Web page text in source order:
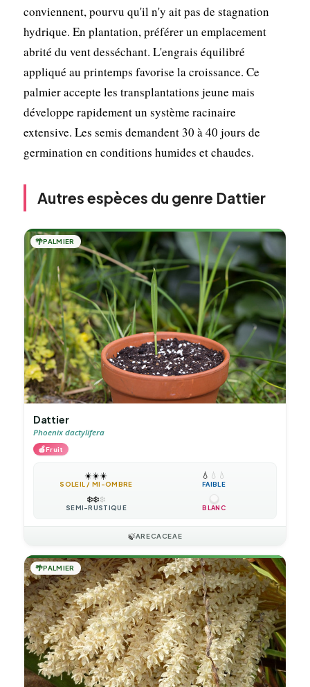
conviennent, pourvu qu'il n'y ait pas de stagnation
hydrique. En plantation, préférer un emplacement
abrité du vent desséchant. L'engrais équilibré
appliqué au printemps favorise la croissance. Ce
palmier accepte les transplantations jeune mais
développe rapidement un système racinaire
extensive. Les semis demandent 30 à 40 jours de
germination en conditions humides et chaudes.
Autres espèces du genre Dattier
🌴PALMIER
Dattier
Phoenix dactylifera
🍎Fruit
☀️☀️☀️
SOLEIL / MI-OMBRE
💧 💧 💧
FAIBLE
❄️❄️❄️
SEMI-RUSTIQUE BLANC
🍃ARECACEAE
🌴PALMIER